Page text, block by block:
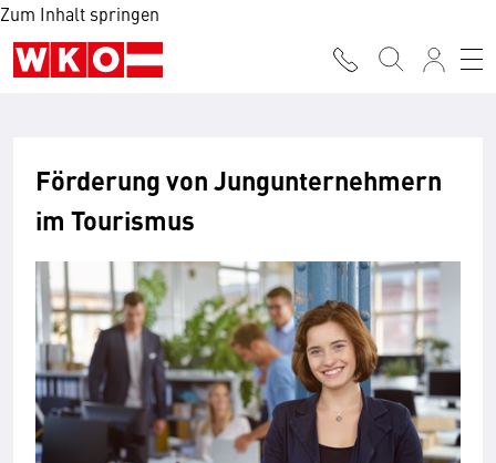
Zum Inhalt springen
Förderung von Jungunternehmern
im Tourismus